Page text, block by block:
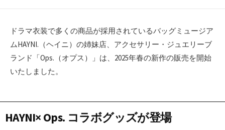
ドラマ衣装で多くの商品が採用されているバッグミュージア
ムHAYNI.（ヘイニ）の姉妹店、アクセサリー・ジュエリーブ
ランド「Ops.（オプス）」は、2025年春の新作の販売を開始
いたしました。
HAYNI× Ops. コラボグッズが登場